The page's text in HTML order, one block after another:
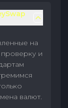
на
и
валют.